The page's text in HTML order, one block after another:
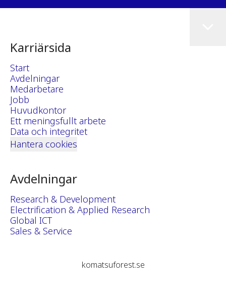
Karriärsida
Start
Avdelningar
Medarbetare
Jobb
Huvudkontor
Ett meningsfullt arbete
Data och integritet
Hantera cookies
Avdelningar
Research & Development
Electrification & Applied Research
Global ICT
Sales & Service
komatsuforest.se